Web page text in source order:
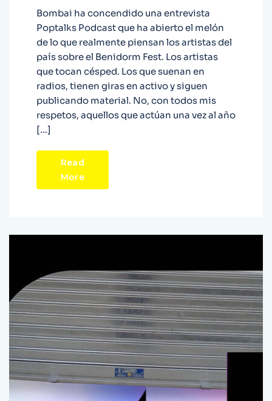
Bombai ha concendido una entrevista
Poptalks Podcast que ha abierto el melón
de lo que realmente piensan los artistas del
país sobre el Benidorm Fest. Los artistas
que tocan césped. Los que suenan en
radios, tienen giras en activo y siguen
publicando material. No, con todos mis
respetos, aquellos que actúan una vez al año
[…]
Read
More